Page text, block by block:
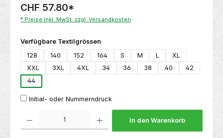
CHF 57.80*
* Preise inkl. MwSt. zzgl. Versandkosten
Verfügbare Textilgrössen
128
140 152 164 S M L
XL
XXL
3XL 4XL 34 36 38 40
42
44
Initial- oder Nummerndruck
In den Warenkorb